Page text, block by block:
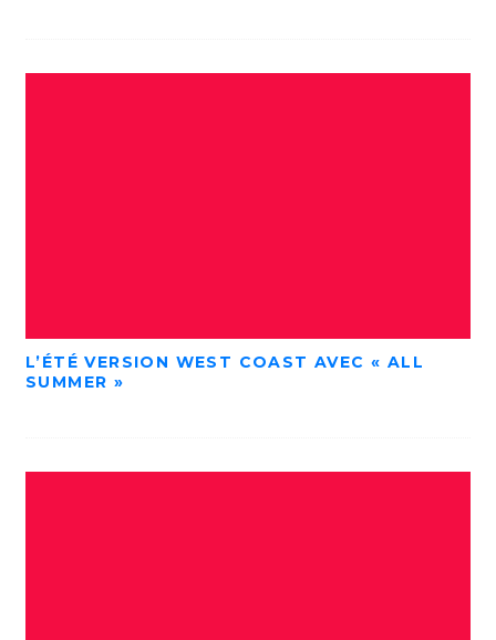
L’ÉTÉ VERSION WEST COAST AVEC « ALL
SUMMER »